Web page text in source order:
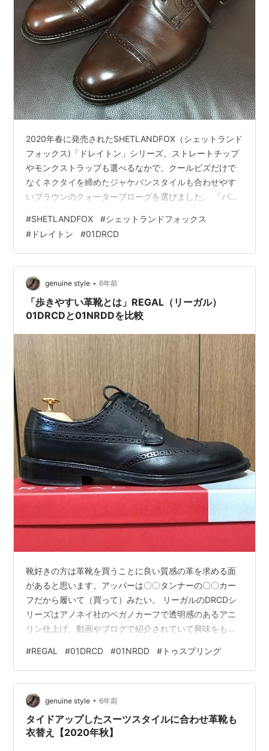
2020年春に発売されたSHETLANDFOX（シェットランド
フォックス)「ドレイトン」シリーズ。ストレートチップ
やモンクストラップも選べるなかで、クールビズだけで
なくネクタイを締めたジャケパンスタイルも合わせやす
いブラウンのクォーターブローグを選びました。 「バー
迫感のない履き心地。試着では7ハーフも足が入りそうと
勧めてくれましたが、以前リーガル01DRで悩んだ25.5と
同じく小指付け根に少し圧迫感がありました。もう足に
負担を掛けながらタイトな靴を馴染ませるのは卒業した
いと思いジャストなサイズ8を選びました。 公式サイト
でも"足入れした…
#SHETLANDFOX #シェットランドフォックス
# ドレイトン #01DRCD
genuine style • 6年前
「歩きやすい革靴とは」REGAL（リーガル）
01DRCDと01NRDDを比較
靴好きの方は革靴を買うことに良い質感の革を求める面
があると思います。アッパーは〇〇タンナーの〇〇カー
フだから履いて（買って）みたい。 リーガルのDRCDシ
リーズはアノネイ社のベガノカーフで透明感のあるアニ
リン仕上げ。動画やブログで紹介されていて興味をもっ
01DRCDと01NRDD。01DRのベガノカーフと矢筈仕上げ
に魅力を感じ、01NRは山陽と栃木レザーのコラボに魅力
を感じました。 でも靴は歩きやすいことも大事な要素。
二足ともにREGALのこだわりが詰まった靴ですが歩き心
地には違いを感じています。 大きく違いを感じたのはソ
ールの形状とトゥ…
#REGAL #01DRCD #01NRDD # トゥスプリング
genuine style • 6年前
タイドアップしたスーツスタイルに合わせ革靴も
衣替え【2020年秋】